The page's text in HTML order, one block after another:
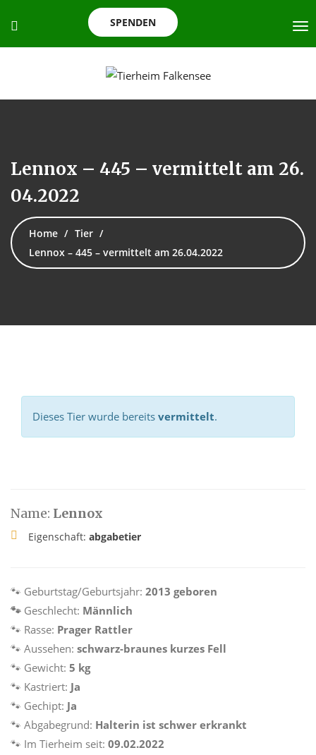
SPENDEN
Lennox – 445 – vermittelt am 26.
04.2022
Home
Tier
Lennox – 445 – vermittelt am 26.04.2022
Dieses Tier wurde bereits vermittelt.
Name: Lennox
Eigenschaft: abgabetier
🐾 Geburtstag/Geburtsjahr: 2013 geboren
🐾 Geschlecht: Männlich
🐾 Rasse: Prager Rattler
🐾 Aussehen: schwarz-braunes kurzes Fell
🐾 Gewicht: 5 kg
🐾 Kastriert: Ja
🐾 Gechipt: Ja
🐾 Abgabegrund: Halterin ist schwer erkrankt
🐾 Im Tierheim seit: 09.02.2022